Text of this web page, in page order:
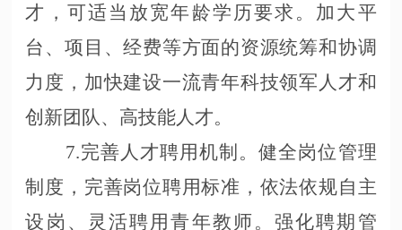
才，可适当放宽年龄学历要求。加大平
台、项目、经费等方面的资源统筹和协调
力度，加快建设一流青年科技领军人才和
创新团队、高技能人才。
7.完善人才聘用机制。健全岗位管理
制度，完善岗位聘用标准，依法依规自主
设岗、灵活聘用青年教师。强化聘期管